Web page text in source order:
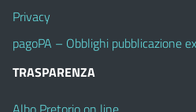
Privacy
pagoPA – Obblighi pubblicazione
TRASPARENZA